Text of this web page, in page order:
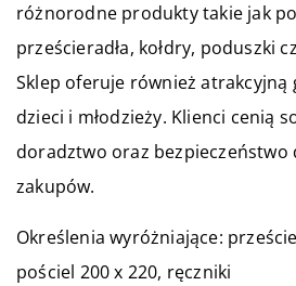
różnorodne produkty takie jak
prześcieradła, kołdry, poduszki
Sklep oferuje również
dzieci i młodzieży. Klienci cenią
doradztwo oraz bezpieczeństwo
zakupów.
Określenia wyróżniające:
pościel 200 x 220, ręczniki